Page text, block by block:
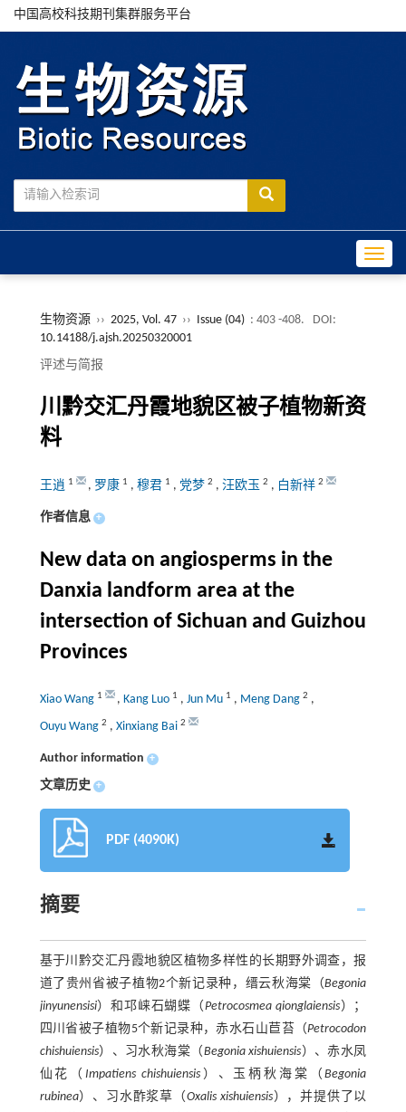
中国高校科技期刊集群服务平台
生物资源 ›› 2025, Vol. 47 ›› Issue (04) : 403 -408.
DOI:
10.14188/j.ajsh.20250320001
评述与简报
川黔交汇丹霞地貌区被子植物新资
料
王逍 1 , 罗康 1 , 穆君 1 , 党梦 2 , 汪欧玉 2 , 白新祥 2
作者信息 +
New data on angiosperms in the
Danxia landform area at the
intersection of Sichuan and Guizhou
Provinces
Xiao Wang 1 , Kang Luo 1 , Jun Mu 1 , Meng Dang 2 ,
Ouyu Wang 2 , Xinxiang Bai 2
Author information +
文章历史 +
PDF (4090K)
摘要
基于川黔交汇丹霞地貌区植物多样性的长期野外调查，报
道了贵州省被子植物2个新记录种，缙云秋海棠（Begonia
jinyunensisi）和邛崃石蝴蝶（Petrocosmea qionglaiensis）；
四川省被子植物5个新记录种，赤水石山苣苔（Petrocodon
chishuiensis）、习水秋海棠（Begonia xishuiensis）、赤水凤
仙花（Impatiens chishuiensis）、玉柄秋海棠（Begonia
rubinea）、习水酢浆草（Oxalis xishuiensis），并提供了以